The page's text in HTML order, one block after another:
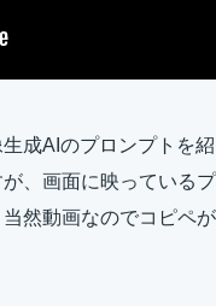
成AIのプロンプトを紹
、画面に映っているプ
然動画なのでコピペが